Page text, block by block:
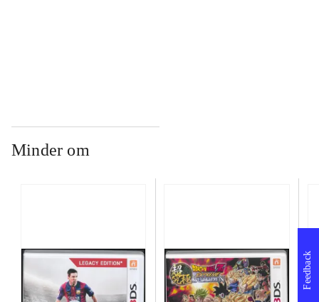
Minder om
Feedback